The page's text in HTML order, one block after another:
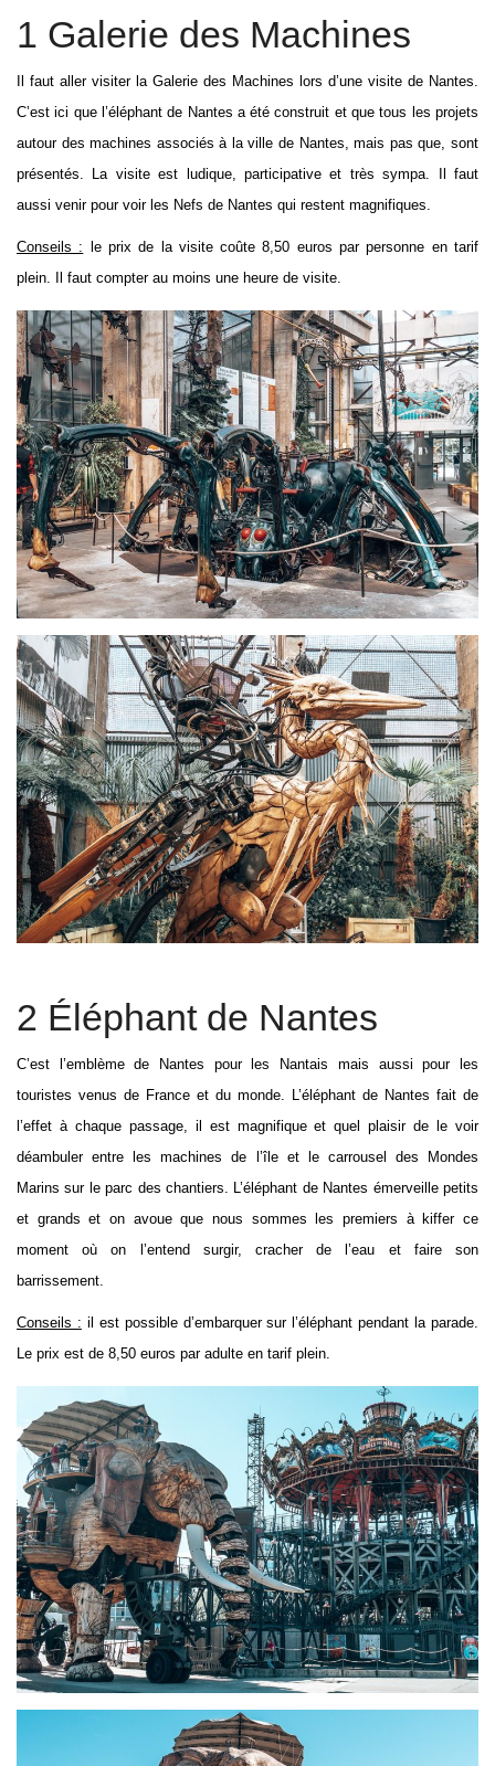
1 Galerie des Machines
Il faut aller visiter la Galerie des Machines lors d’une visite de Nantes.
C’est ici que l’éléphant de Nantes a été construit et que tous les projets
autour des machines associés à la ville de Nantes, mais pas que, sont
présentés. La visite est ludique, participative et très sympa. Il faut
aussi venir pour voir les Nefs de Nantes qui restent magnifiques.
Conseils : le prix de la visite coûte 8,50 euros par personne en tarif
plein. Il faut compter au moins une heure de visite.
2 Éléphant de Nantes
C’est l’emblème de Nantes pour les Nantais mais aussi pour les
touristes venus de France et du monde. L’éléphant de Nantes fait de
l’effet à chaque passage, il est magnifique et quel plaisir de le voir
déambuler entre les machines de l’île et le carrousel des Mondes
Marins sur le parc des chantiers. L’éléphant de Nantes émerveille petits
et grands et on avoue que nous sommes les premiers à kiffer ce
moment où on l’entend surgir, cracher de l’eau et faire son
barrissement.
Conseils : il est possible d’embarquer sur l’éléphant pendant la parade.
Le prix est de 8,50 euros par adulte en tarif plein.